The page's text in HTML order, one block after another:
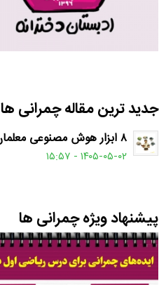
جدید ترین مقاله چمرانی ها
۸ ابزار هوش مصنوعی معلمان
۱۴۰۵-۰۵-۰۲ - ۱۵:۵۷
پیشنهاد ویژه چمرانی ها